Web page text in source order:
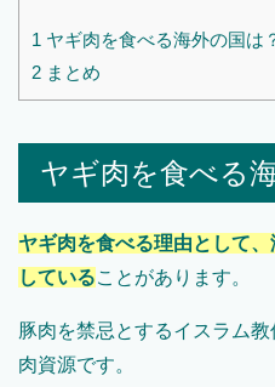
1 ヤギ肉を食べる海外の国は
2 まとめ
ヤギ肉を食べる
ヤギ肉を食べる理由として
していることがあります。
豚肉を禁忌とするイスラム
肉資源です。